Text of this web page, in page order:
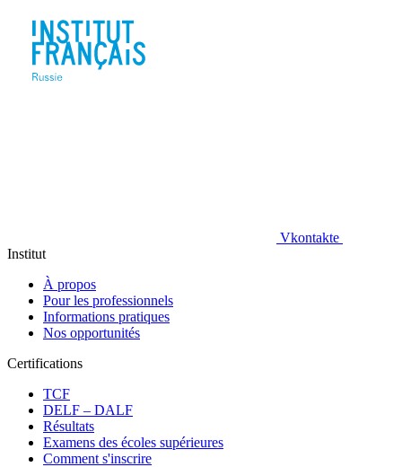
Vkontakte
Institut
À propos
Pour les professionnels
Informations pratiques
Nos opportunités
Certifications
TCF
DELF – DALF
Résultats
Examens des écoles supérieures
Comment s'inscrire